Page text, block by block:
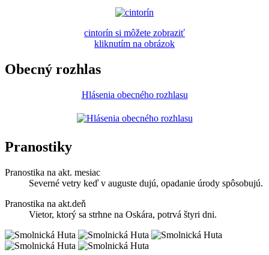
cintorín si môžete zobraziť
kliknutím na obrázok
Obecný rozhlas
Hlásenia obecného rozhlasu
Pranostiky
Pranostika na akt. mesiac
Severné vetry keď v auguste dujú, opadanie úrody spôsobujú.
Pranostika na akt.deň
Vietor, ktorý sa strhne na Oskára, potrvá štyri dni.